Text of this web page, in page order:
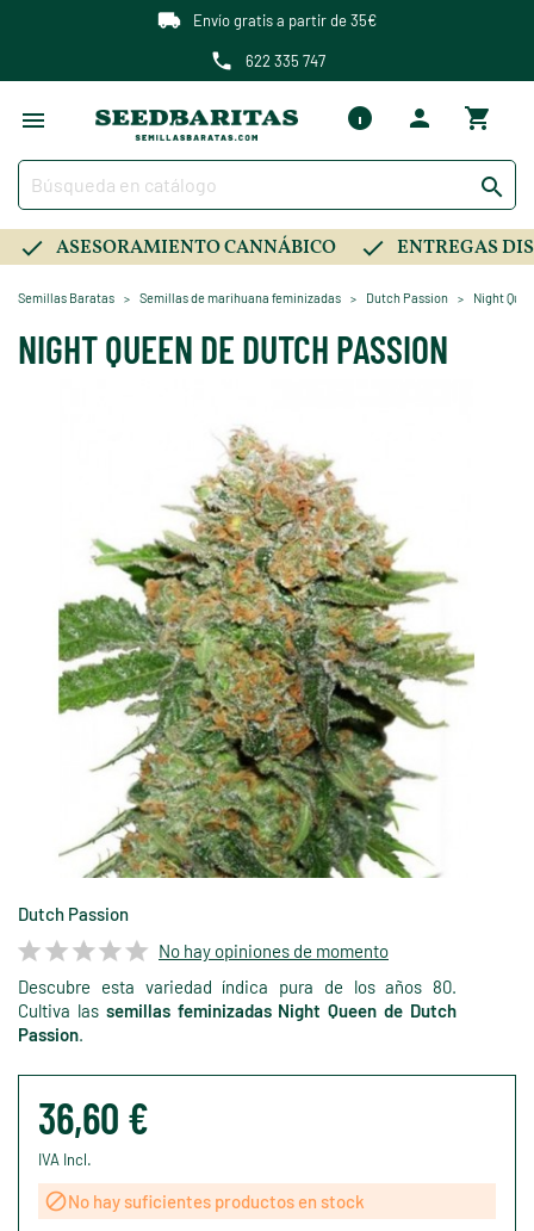
Envío gratis a partir de 35€
622 335 747

ASESORAMIENTO CANNÁBICO ENTREGAS
Semillas Baratas Semillas de marihuana feminizadas Dutch Passion Night
NIGHT QUEEN DE DUTCH PASSION
Dutch Passion
No hay opiniones de momento
Descubre esta variedad índica pura de los años 80.
Cultiva las semillas feminizadas Night Queen de Dutch
Passion.
36,60 €
IVA Incl.
No hay suficientes productos en stock